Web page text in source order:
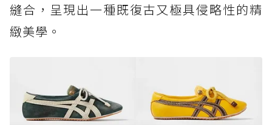
縫合，呈現出一種既復古又極具侵略性的精
緻美學。